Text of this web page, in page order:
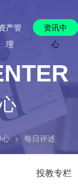
产管
理
资讯中
心
心 > 每日评述
投教专栏